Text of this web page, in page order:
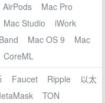
AirPods
Mac Pro
Mac Studio
iWork
Mac OS 9
Mac
CoreML
Faucet Ripple
以太
TON